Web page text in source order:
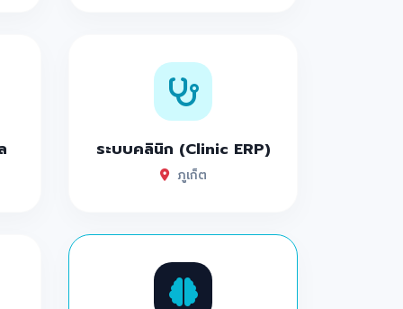
งไปให้ครบ
ระบบคลินิก (Clinic ERP)
ภูเก็ต